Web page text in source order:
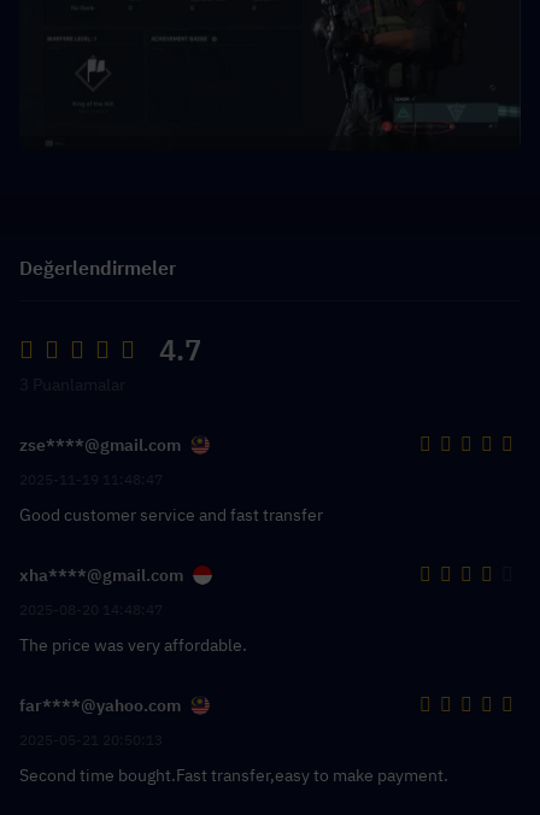
Değerlendirmeler
4.7
zse****@gmail.com
Good customer service and fast transfer
xha****@gmail.com
The price was very affordable.
far****@yahoo.com
Second time bought.Fast transfer,easy to make payment.